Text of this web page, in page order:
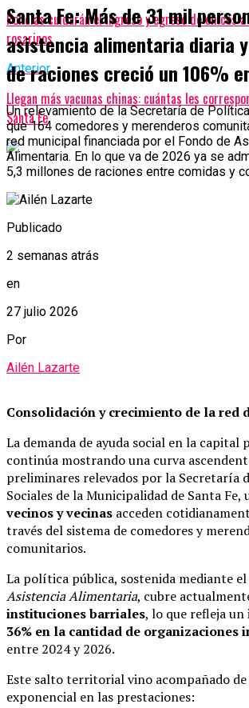
Policías cuidarán el ingreso y egreso de chicos
rosarinos
Anterior
Llegan más vacunas chinas: cuántas les
Santa Fe
Santa Fe: Más de 31 mil
asistencia alimentaria diaria
de raciones creció un 106%
Un relevamiento de la Secretaría de
que 164 comedores y merenderos
red municipal financiada por el Fondo de
Alimentaria. En lo que va de 2026 ya se
5,3 millones de raciones entre comidas y
Publicado
2 semanas atrás
en
27 julio 2026
Por
Ailén Lazarte
Consolidación y crecimiento de la red
La demanda de ayuda social en la capital
continúa mostrando una curva
preliminares relevados por la Secretaría
Sociales de la Municipalidad de Santa
vecinos y vecinas acceden
través del sistema de comedores y
comunitarios.
La política pública, sostenida mediante el
Asistencia Alimentaria, cubre
instituciones barriales, lo que refleja
36% en la cantidad de organizaciones
entre 2024 y 2026.
Este salto territorial vino acompañado
exponencial en las prestaciones: